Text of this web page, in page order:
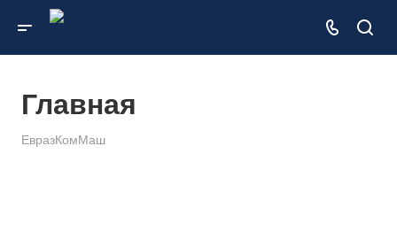
Главная
ЕвразКомМаш